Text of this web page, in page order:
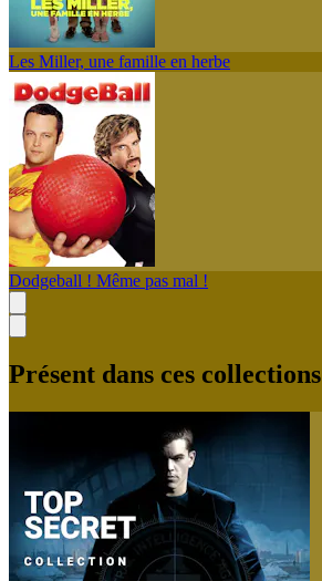
Les Miller, une famille en herbe
Dodgeball ! Même pas mal !
Présent dans ces collections